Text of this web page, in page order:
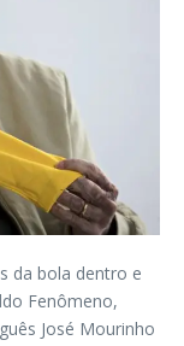
da bola dentro e
Fenômeno,
José Mourinho